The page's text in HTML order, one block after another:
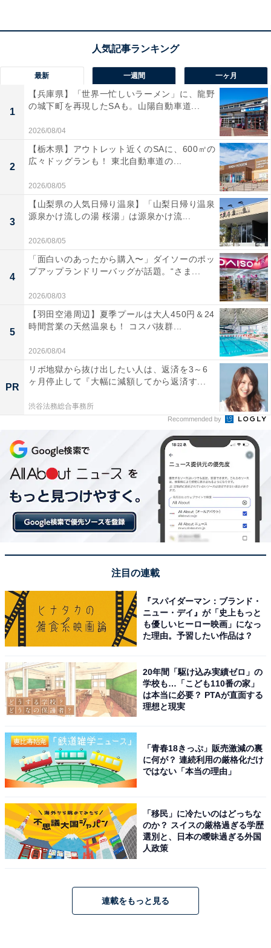
所在地：富⼭県⾼岡市太⽥88-1
交通手段：あいの風とやま鉄道高岡駅よりJR氷見線に乗
換えてJR雨晴駅で下車（無料送迎有／要連絡）
料金
大人1名：1万3750円
※プラン・部屋により価格は変動します
チェックイン・チェックアウト
チェックイン：15:00から
チェックアウト：10:00まで
※プランにより時間が異なる可能性があります
あわせて読みたい
【富⼭県の人気ホテル】「雨晴温泉 磯はな
び」は雨宿り伝説が残る「雨晴」に位置す
アートと美食に浸る極上の「数寄の宿」
リバーリトリート雅樂倶（画像：「リバーリトリート雅樂倶」公式Webサ
イトより）
術館に滞在しているかのような高揚感を味わえます。美
肌の湯として知られる春日温泉を湛えた「大浴場」や、
最新 一週間 一ヶ月
1
【兵庫県】「世界一忙しいラーメン」に、龍野
の城下町を再現したSAも。山陽自動車道...
2026/08/04
2
【栃木県】アウトレット近くのSAに、600㎡の
広々ドッグランも！ 東北自動車道の...
2026/08/05
3
【山梨県の人気日帰り温泉】「山梨日帰り温泉
源泉かけ流しの湯 桜湯」は源泉かけ流...
2026/08/05
4
「面白いのあったから購入〜」ダイソーのポッ
プアップランドリーバッグが話題。“さま...
2026/08/03
5
【羽田空港周辺】夏季プールは大人450円＆24
時間営業の天然温泉も！ コスパ抜群...
2026/08/04
PR
リボ地獄から抜け出したい人は、返済を3～6
ヶ月停止して『大幅に減額してから返済す...
渋谷法務総合事務所
Recommended by
注目の連載
『スパイダーマン：ブランド・
ニュー・デイ』が「史上もっと
も優しいヒーロー映画」になっ
た理由。予習したい作品は？
20年間「駆け込み実績ゼロ」の
学校も…「こども110番の家」
は本当に必要？ PTAが直面する
理想と現実
「青春18きっぷ」販売激減の裏
に何が？ 連続利用の厳格化だけ
ではない「本当の理由」
「移民」に冷たいのはどっちな
のか？ スイスの厳格過ぎる学歴
選別と、日本の曖昧過ぎる外国
人政策
連載をもっと見る